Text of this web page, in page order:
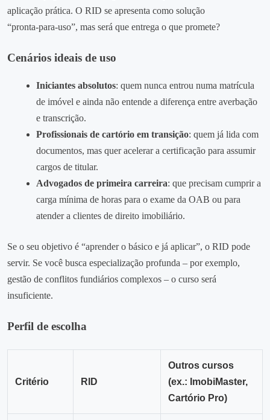
aplicação prática. O RID se apresenta como solução
“pronta‑para‑uso”, mas será que entrega o que promete?
Cenários ideais de uso
Iniciantes absolutos: quem nunca entrou numa matrícula
de imóvel e ainda não entende a diferença entre averbação
e transcrição.
Profissionais de cartório em transição: quem já lida com
documentos, mas quer acelerar a certificação para assumir
cargos de titular.
Advogados de primeira carreira: que precisam cumprir a
carga mínima de horas para o exame da OAB ou para
atender a clientes de direito imobiliário.
Se o seu objetivo é “aprender o básico e já aplicar”, o RID pode
servir. Se você busca especialização profunda – por exemplo,
gestão de conflitos fundiários complexos – o curso será
insuficiente.
Perfil de escolha
Critério RID
Outros cursos
(ex.: ImobiMaster,
Cartório Pro)